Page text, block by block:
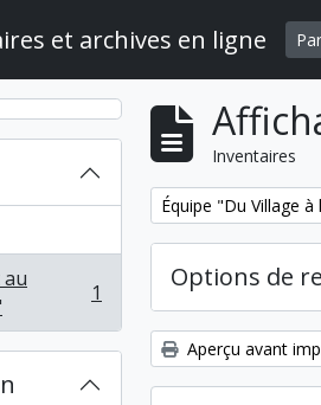
et archives en ligne
1
Inventaires
Remove filter:
Équipe "Du Village
Options de
Aperçu avant